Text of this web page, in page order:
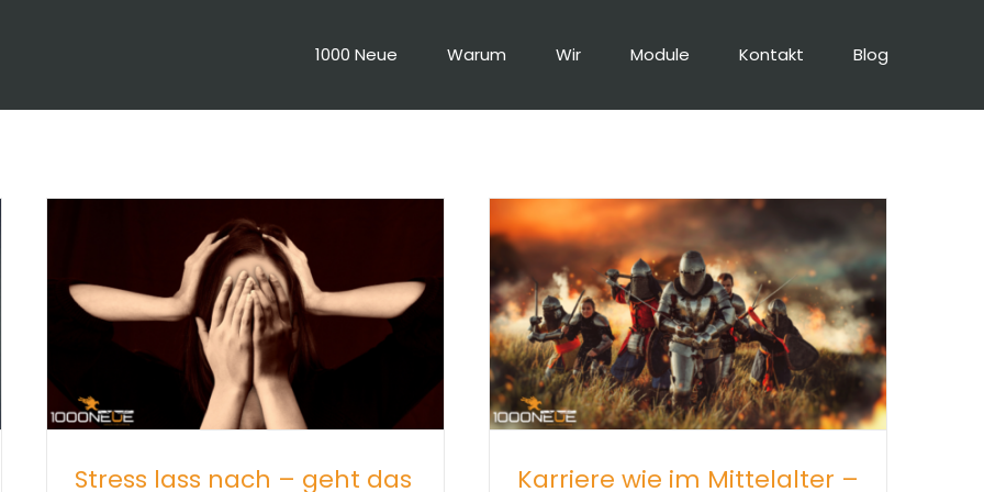
1000 Neue Warum Wir Module Kontakt Blog
Stress lass nach – geht das
Karriere wie im Mittelalter –